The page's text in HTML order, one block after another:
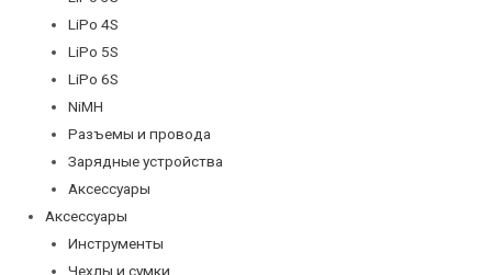
LiPo 4S
LiPo 5S
LiPo 6S
NiMH
Разъемы и провода
Зарядные устройства
Аксессуары
Аксессуары
Инструменты
Чехлы и сумки